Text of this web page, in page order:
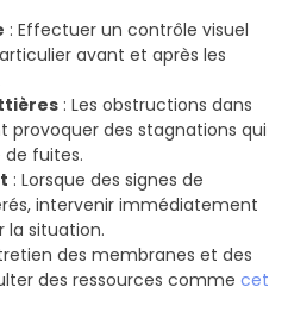
: Effectuer un contrôle visuel
avant et après les
: Les obstructions dans
provoquer des stagnations qui
fuites.
: Lorsque des signes de
intervenir immédiatement
la situation.
des membranes et des
des ressources comme cet